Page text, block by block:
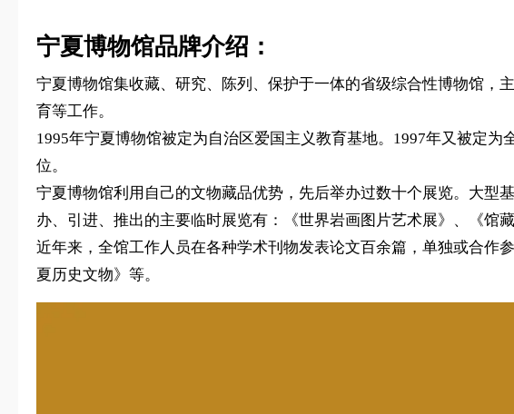
宁夏博物馆品牌介绍：
宁夏博物馆集收藏、研究、陈列、保护于一体的省级综合性博物馆，
育等工作。
1995年宁夏博物馆被定为自治区爱国主义教育基地。1997年又被定
位。
宁夏博物馆利用自己的文物藏品优势，先后举办过数十个展览。大型
办、引进、推出的主要临时展览有：《世界岩画图片艺术展》、《
近年来，全馆工作人员在各种学术刊物发表论文百余篇，单独或合作
夏历史文物》等。